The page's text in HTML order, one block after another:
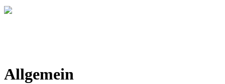
Allgemein